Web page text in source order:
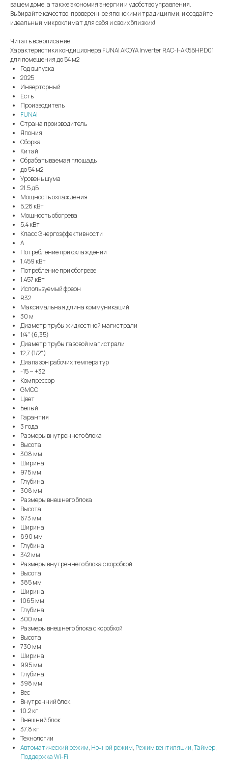
вашем доме, а также экономия энергии и удобство управления.
Выбирайте качество, проверенное японскими традициями, и создайте
идеальный микроклимат для себя и своих близких!
Читать все описание
Характеристики кондиционера FUNAI AKOYA Inverter RAC-I-AK55HP.D01
для помещения до 54 м2
Год выпуска
2025
Инверторный
Есть
Производитель
FUNAI
Страна производитель
Япония
Сборка
Китай
Обрабатываемая площадь
до 54 м2
Уровень шума
21.5 дБ
Мощность охлаждения
5.28 кВт
Мощность обогрева
5.4 кВт
Класс Энергоэффективности
A
Потребление при охлаждении
1.459 кВт
Потребление при обогреве
1.457 кВт
Используемый фреон
R32
Максимальная длина коммуникаций
30 м
Диаметр трубы жидкостной магистрали
1/4" (6,35)
Диаметр трубы газовой магистрали
12,7 (1/2")
Диапазон рабочих температур
-15 ~ +32
Компрессор
GMCC
Цвет
Белый
Гарантия
3 года
Размеры внутреннего блока
Высота
308 мм
Ширина
975 мм
Глубина
308 мм
Размеры внешнего блока
Высота
673 мм
Ширина
890 мм
Глубина
342 мм
Размеры внутреннего блока с коробкой
Высота
385 мм
Ширина
1065 мм
Глубина
300 мм
Размеры внешнего блока с коробкой
Высота
730 мм
Ширина
995 мм
Глубина
398 мм
Вес
Внутренний блок
10.2 кг
Внешний блок
37.8 кг
Технологии
Автоматический режим, Ночной режим, Режим вентиляции,Таймер,
Поддержка Wi-Fi